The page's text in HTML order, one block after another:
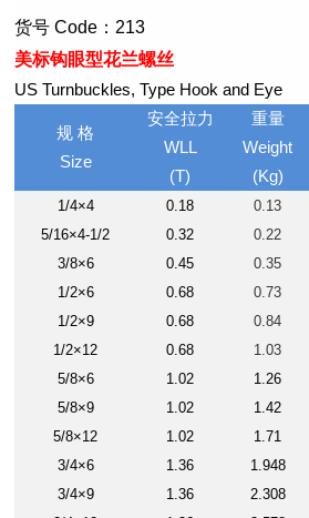
货号 Code：213
美标钩眼型花兰螺丝
US Turnbuckles, Type Hook and Eye
规 格
Size
安全拉力
WLL
(T)
重量
Weight
(Kg)
1/4×4 0.18 0.13
5/16×4-1/2
0.32 0.22
3/8×6
0.45 0.35
1/2×6
0.68 0.73
1/2×9
0.68 0.84
1/2×12
0.68 1.03
5/8×6
1.02 1.26
5/8×9
1.02 1.42
5/8×12
1.02 1.71
3/4×6
1.36 1.948
3/4×9
1.36 2.308